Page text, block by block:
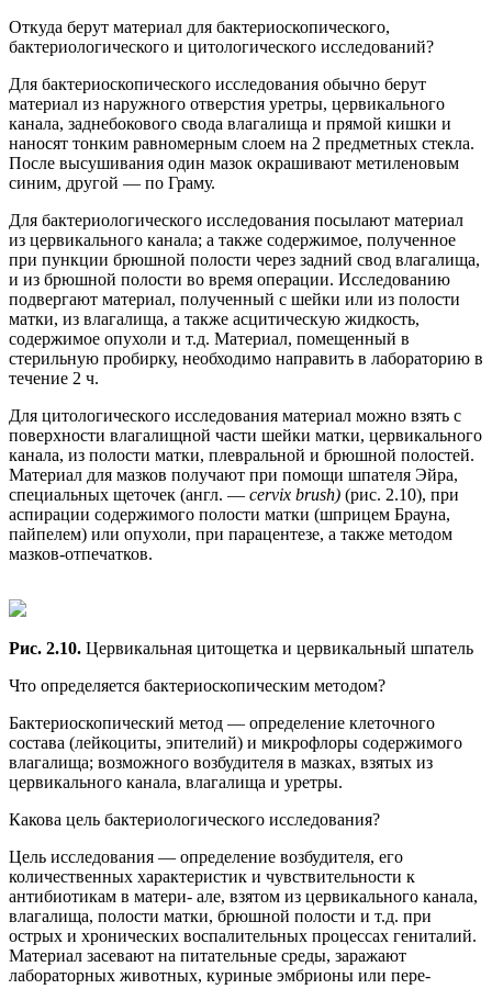
Откуда берут материал для бактериоскопического,
бактериологического и цитологического исследований?
Для бактериоскопического исследования обычно берут
материал из наружного отверстия уретры, цервикального
канала, заднебокового свода влагалища и прямой кишки и
наносят тонким равномерным слоем на 2 предметных стекла.
После высушивания один мазок окрашивают метиленовым
синим, другой — по Граму.
Для бактериологического исследования посылают материал
из цервикального канала; а также содержимое, полученное
при пункции брюшной полости через задний свод влагалища,
и из брюшной полости во время операции. Исследованию
подвергают материал, полученный с шейки или из полости
матки, из влагалища, а также асцитическую жидкость,
содержимое опухоли и т.д. Материал, помещенный в
стерильную пробирку, необходимо направить в лабораторию в
течение 2 ч.
Для цитологического исследования материал можно взять с
поверхности влагалищной части шейки матки, цервикального
канала, из полости матки, плевральной и брюшной полостей.
Материал для мазков получают при помощи шпателя Эйра,
специальных щеточек (англ. — cervix brush) (рис. 2.10), при
аспирации содержимого полости матки (шприцем Брауна,
пайпелем) или опухоли, при парацентезе, а также методом
мазков-отпечатков.
Рис. 2.10. Цервикальная цитощетка и цервикальный шпатель
Что определяется бактериоскопическим методом?
Бактериоскопический метод — определение клеточного
состава (лейкоциты, эпителий) и микрофлоры содержимого
влагалища; возможного возбудителя в мазках, взятых из
цервикального канала, влагалища и уретры.
Какова цель бактериологического исследования?
Цель исследования — определение возбудителя, его
количественных характеристик и чувствительности к
антибиотикам в матери- але, взятом из цервикального канала,
влагалища, полости матки, брюшной полости и т.д. при
острых и хронических воспалительных процессах гениталий.
Материал засевают на питательные среды, заражают
лабораторных животных, куриные эмбрионы или пере-